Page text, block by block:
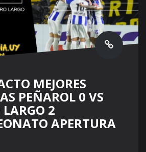
MEJORES
PEÑAROL 0 VS
LARGO 2
APERTURA